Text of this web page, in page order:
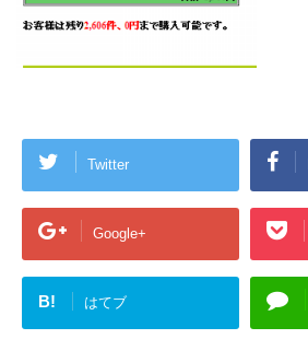
Twitter
Google+
B! はてブ